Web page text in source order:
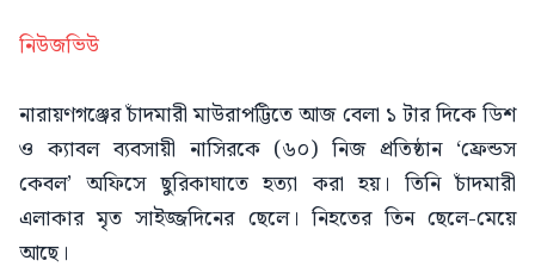
নিউজভিউ
নারায়ণগঞ্জের চাঁদমারী মাউরাপট্টিতে আজ বেলা ১ টার দিকে ডিশ
ও ক্যাবল ব্যবসায়ী নাসিরকে (৬০) নিজ প্রতিষ্ঠান ‘ফ্রেন্ডস
কেবল’ অফিসে ছুরিকাঘাতে হত্যা করা হয়। তিনি চাঁদমারী
এলাকার মৃত সাইজ্জদিনের ছেলে। নিহতের তিন ছেলে-মেয়ে
আছে।